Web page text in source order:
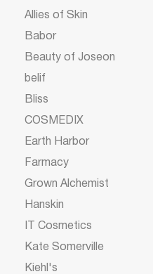
Allies of Skin
Babor
Beauty of Joseon
belif
Bliss
COSMEDIX
Earth Harbor
Farmacy
Grown Alchemist
Hanskin
IT Cosmetics
Kate Somerville
Kiehl's